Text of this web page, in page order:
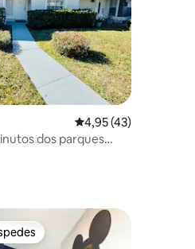
5, 9 avaliações
4,95 de uma
4,95 (43)
dos parques